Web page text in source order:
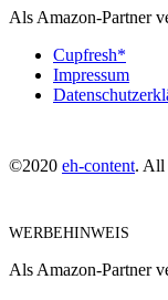
Als Amazon-Partner
Cupfresh*
Impressum
©2020 eh-content. All
WERBEHINWEIS
Als Amazon-Partner